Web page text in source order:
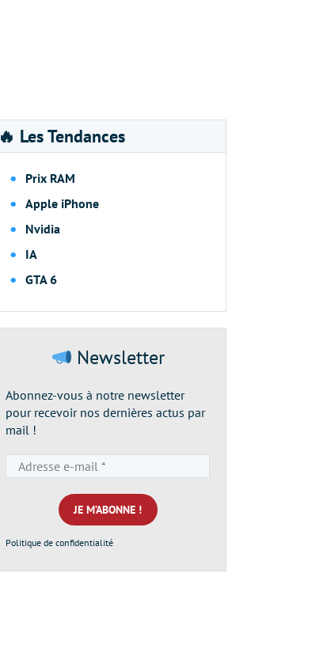
🔥 Les Tendances
Prix RAM
Apple iPhone
Nvidia
IA
GTA 6
Newsletter
Abonnez-vous à notre newsletter
pour recevoir nos dernières actus par
mail !
e-
mail
*
Politique de confidentialité